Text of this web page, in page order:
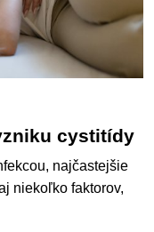
cystitídy
najčastejšie
niekoľko faktorov,